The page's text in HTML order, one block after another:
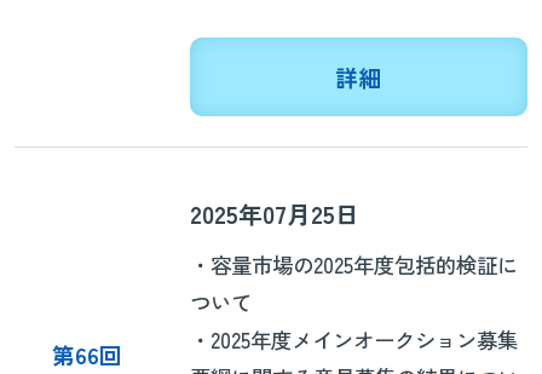
詳細
第66回
2025年07月25日
・容量市場の2025年度包括的検証に
ついて
・2025年度メインオークション募集